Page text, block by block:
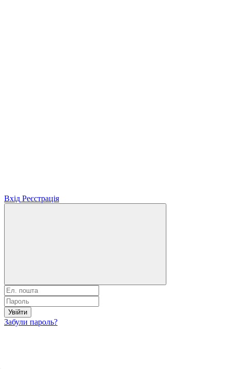
Вхід Реєстрація
Увійти
Забули пароль?